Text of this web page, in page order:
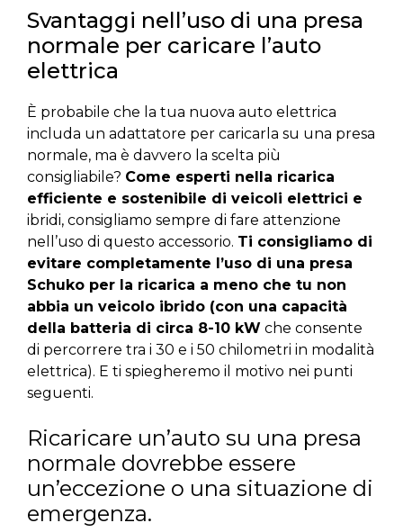
Svantaggi nell’uso di una presa
normale per caricare l’auto
elettrica
È probabile che la tua nuova auto elettrica
includa un adattatore per caricarla su una presa
normale, ma è davvero la scelta più
consigliabile? Come esperti nella ricarica
efficiente e sostenibile di veicoli elettrici e
ibridi, consigliamo sempre di fare attenzione
nell’uso di questo accessorio. Ti consigliamo di
evitare completamente l’uso di una presa
Schuko per la ricarica a meno che tu non
abbia un veicolo ibrido (con una capacità
della batteria di circa 8-10 kW che consente
di percorrere tra i 30 e i 50 chilometri in modalità
elettrica). E ti spiegheremo il motivo nei punti
seguenti.
Ricaricare un’auto su una presa
normale dovrebbe essere
un’eccezione o una situazione di
emergenza.